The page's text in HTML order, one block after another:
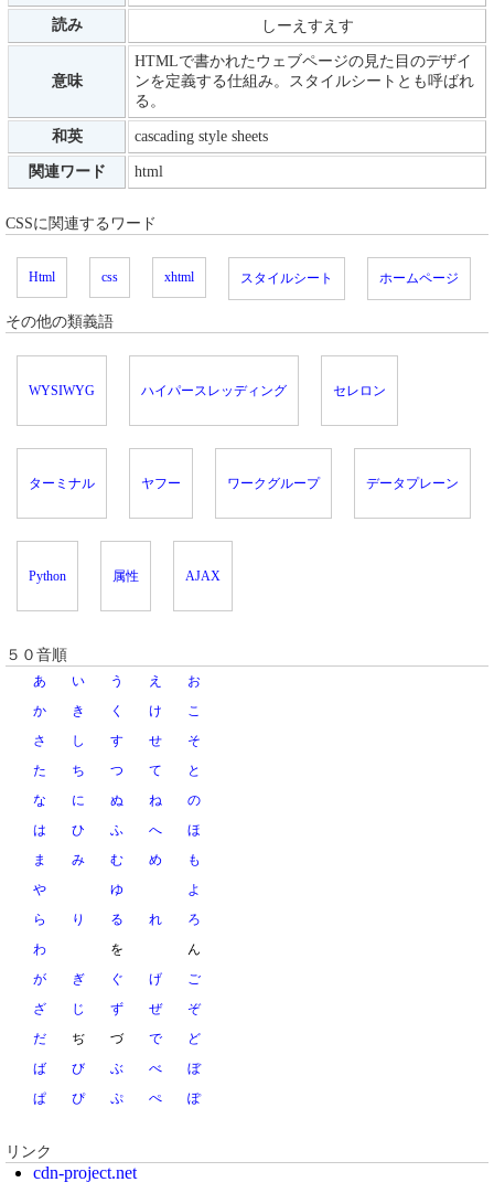
読み しーえすえす
意味
HTMLで書かれたウェブページの見た目のデザイ
ンを定義する仕組み。スタイルシートとも呼ばれ
る。
和英 cascading style sheets
関連ワード html
CSSに関連するワード
Html css xhtml スタイルシート ホームページ
その他の類義語
WYSIWYG ハイパースレッディング セレロン
ターミナル ヤフー ワークグループ データプレーン
Python 属性 AJAX
５０音順
あ い う え
お
か
き く け
こ
さ
し す せ
そ
た
ち つ て
と
な
に ぬ ね
の
は
ひ ふ へ
ほ
ま
み む め
も
や
ゆ
よ
ら
り る れ
ろ
わ
を
ん
が
ぎ ぐ げ
ご
ざ
じ ず ぜ
ぞ
だ
ぢ づ で
ど
ば
び ぶ べ
ぼ
ぱ
ぴ ぷ ぺ ぽ
リンク
cdn-project.net